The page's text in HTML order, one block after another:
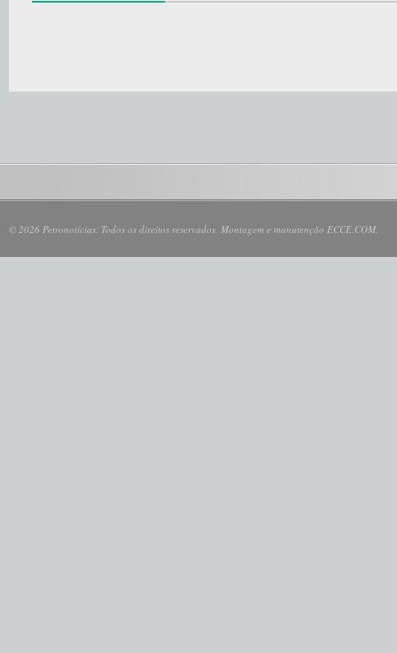
© 2026 Petronotícias. Todos os direitos reservados. Montagem e manutenção ECCE.COM.